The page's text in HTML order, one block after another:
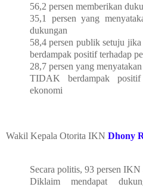
56,2 persen memberikan
35,1 persen yang
dukungan
58,4 persen publik setuju
berdampak positif terhadap
28,7 persen yang
TIDAK berdampak positif
ekonomi
Wakil Kepala Otorita IKN Dhony
Secara politis, 93 persen
Diklaim mendapat